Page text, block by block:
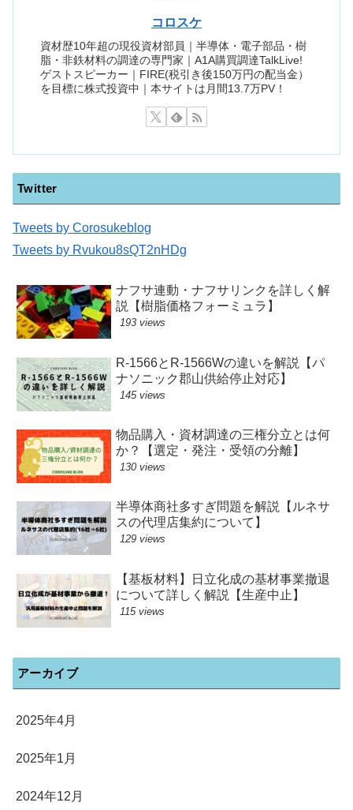
コロスケ
資材歴10年超の現役資材部員｜半導体・電子部品・樹
脂・非鉄材料の調達の専門家｜A1A購買調達TalkLive!
ゲストスピーカー｜FIRE(税引き後150万円の配当金）
を目標に株式投資中｜本サイトは月間13.7万PV！
Twitter
Tweets by Corosukeblog
Tweets by Rvukou8sQT2nHDg
ナフサ連動・ナフサリンクを詳しく解
説【樹脂価格フォーミュラ】
193 views
R-1566とR-1566Wの違いを解説【パ
ナソニック郡山供給停止対応】
145 views
物品購入・資材調達の三権分立とは何
か？【選定・発注・受領の分離】
130 views
半導体商社多すぎ問題を解説【ルネサ
スの代理店集約について】
129 views
【基板材料】日立化成の基材事業撤退
について詳しく解説【生産中止】
115 views
アーカイブ
2025年4月
2025年1月
2024年12月